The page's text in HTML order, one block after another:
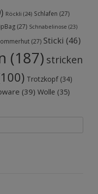
Röckli (24) Schlafen (27)
(27) Schnabelinose (23)
(27) Sticki (46)
(187) stricken
Trotzkopf(34)
(39) Wolle (35)